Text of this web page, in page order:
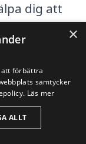
dig att
bara ett
det kan
på lång
×
att förbättra
samtycker
Läs mer
ALLT